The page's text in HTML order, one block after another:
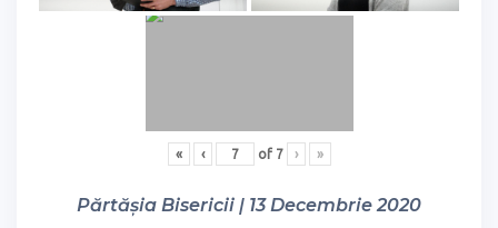
« ‹ of 7 › »
Părtășia Bisericii | 13 Decembrie 2020